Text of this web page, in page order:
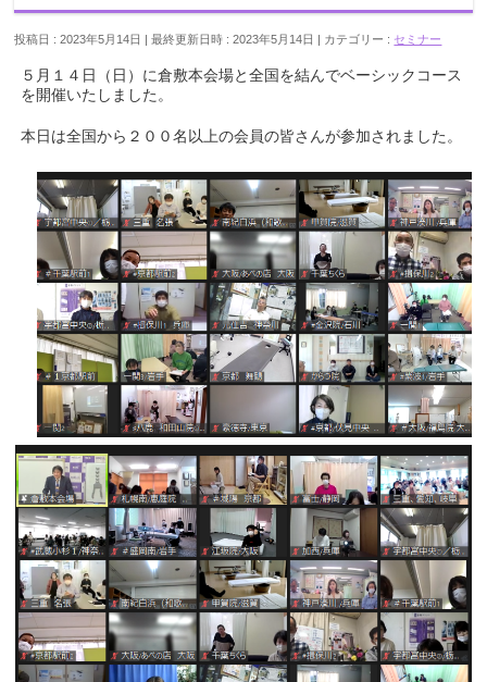
投稿日 : 2023年5月14日 最終更新日時 : 2023年5月14日 カテゴリー : セミナー
５月１４日（日）に倉敷本会場と全国を結んでベーシックコース
を開催いたしました。
本日は全国から２００名以上の会員の皆さんが参加されました。